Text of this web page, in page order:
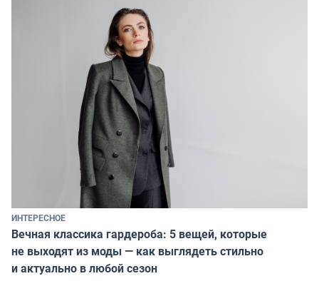
ИНТЕРЕСНОЕ
Вечная классика гардероба: 5 вещей, которые
не выходят из моды — как выглядеть стильно
и актуально в любой сезон